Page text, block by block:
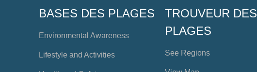
BASES DES PLAGES
Environmental Awareness
Lifestyle and Activities
TROUVEUR DES
PLAGES
See Regions